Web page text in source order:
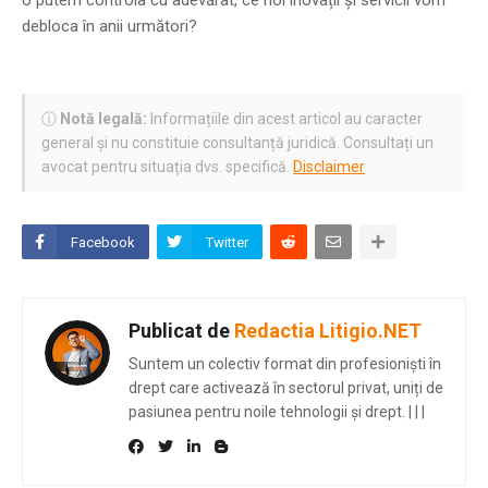
debloca în anii următori?
ⓘ Notă legală: Informațiile din acest articol au caracter
general și nu constituie consultanță juridică. Consultați un
avocat pentru situația dvs. specifică. Disclaimer
Facebook Twitter
Publicat de Redactia Litigio.NET
Suntem un colectiv format din profesioniști în
drept care activează în sectorul privat, uniți de
pasiunea pentru noile tehnologii și drept. | | |